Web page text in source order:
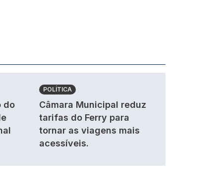
do
POLÍTICA
Câmara Municipal reduz
tarifas do Ferry para
tornar as viagens mais
acessíveis.